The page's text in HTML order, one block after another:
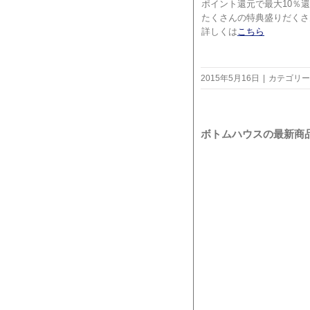
ポイント還元で最大10％
たくさんの特典盛りだく
詳しくはこちら
2015年5月16日 カテゴリ
ボトムハウスの最新商